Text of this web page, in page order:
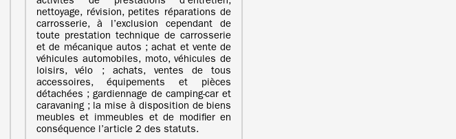
nettoyage, révision, petites réparations de
carrosserie, à l’exclusion cependant de
toute prestation technique de carrosserie
et de mécanique autos ; achat et vente de
véhicules automobiles, moto, véhicules de
loisirs, vélo ; achats, ventes de tous
accessoires, équipements et pièces
détachées ; gardiennage de camping-car et
caravaning ; la mise à disposition de biens
meubles et immeubles et de modifier en
conséquence l’article 2 des statuts.